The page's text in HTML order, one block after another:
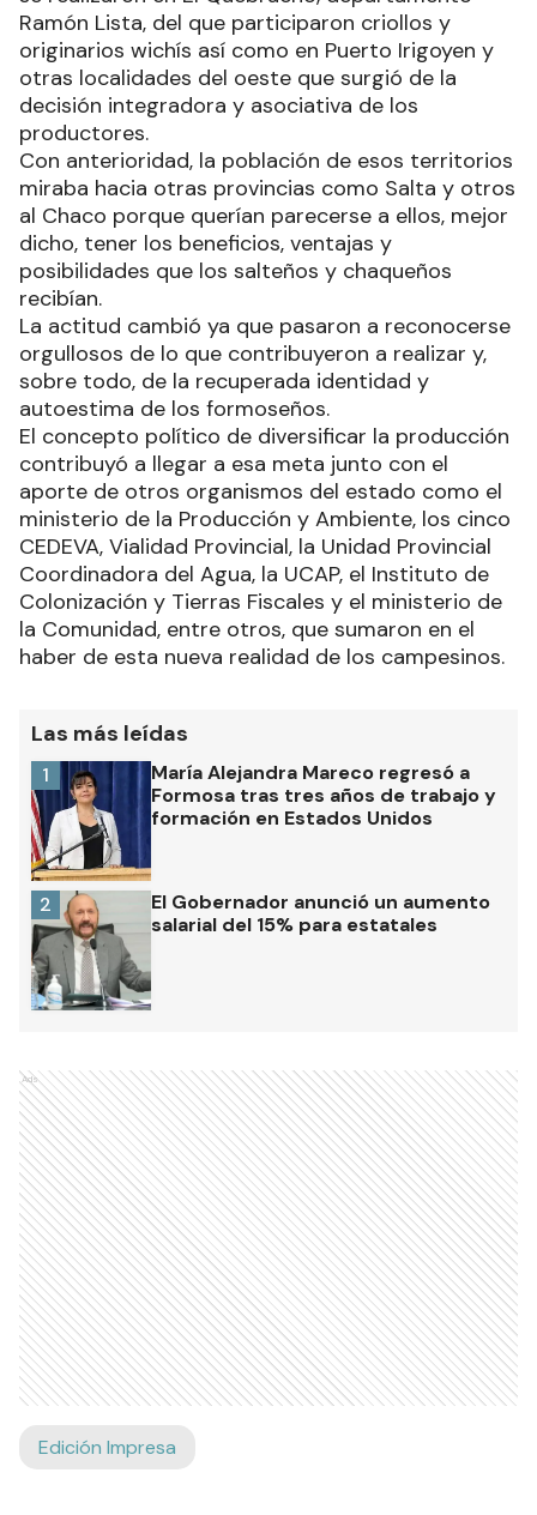
Ramón Lista, del que participaron criollos y
originarios wichís así como en Puerto Irigoyen y
otras localidades del oeste que surgió de la
decisión integradora y asociativa de los
productores.
Con anterioridad, la población de esos territorios
miraba hacia otras provincias como Salta y otros
al Chaco porque querían parecerse a ellos, mejor
dicho, tener los beneficios, ventajas y
posibilidades que los salteños y chaqueños
recibían.
La actitud cambió ya que pasaron a reconocerse
orgullosos de lo que contribuyeron a realizar y,
sobre todo, de la recuperada identidad y
autoestima de los formoseños.
El concepto político de diversificar la producción
contribuyó a llegar a esa meta junto con el
aporte de otros organismos del estado como el
ministerio de la Producción y Ambiente, los cinco
CEDEVA, Vialidad Provincial, la Unidad Provincial
Coordinadora del Agua, la UCAP, el Instituto de
Colonización y Tierras Fiscales y el ministerio de
la Comunidad, entre otros, que sumaron en el
haber de esta nueva realidad de los campesinos.
Las más leídas
María Alejandra Mareco regresó a
Formosa tras tres años de trabajo y
formación en Estados Unidos
1
El Gobernador anunció un aumento
salarial del 15% para estatales
2
Ads
Edición Impresa